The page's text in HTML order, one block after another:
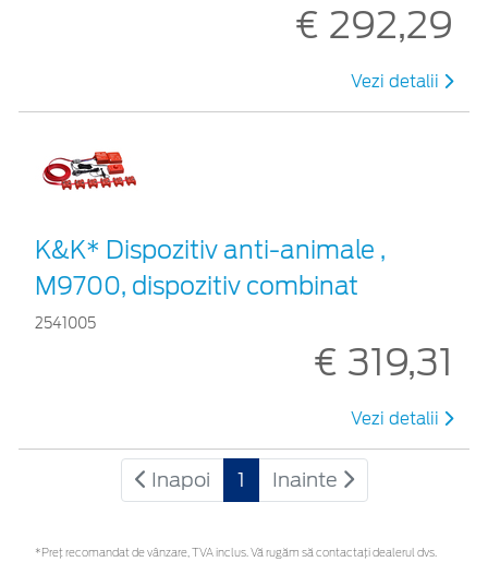
€ 292,29
Vezi detalii
K&K* Dispozitiv anti-animale ,
M9700, dispozitiv combinat
2541005
€ 319,31
Vezi detalii
Inapoi 1 Inainte
*Preţ recomandat de vânzare, TVA inclus. Vă rugăm să contactaţi dealerul dvs.